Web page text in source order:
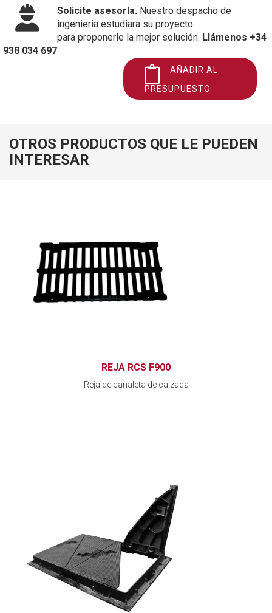
Solicite asesoría. Nuestro despacho de
ingenieria estudiara su proyecto
para proponerle la mejor solución. Llámenos +34
938 034 697
AÑADIR AL
PRESUPUESTO
OTROS PRODUCTOS QUE LE PUEDEN
INTERESAR
REJA RCS F900
Reja de canaleta de calzada